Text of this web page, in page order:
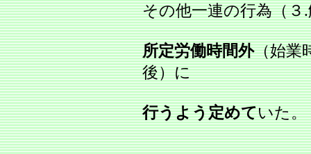
その他一連の行為（３
所定労働時間外（始業
後）に
行うよう定めていた。